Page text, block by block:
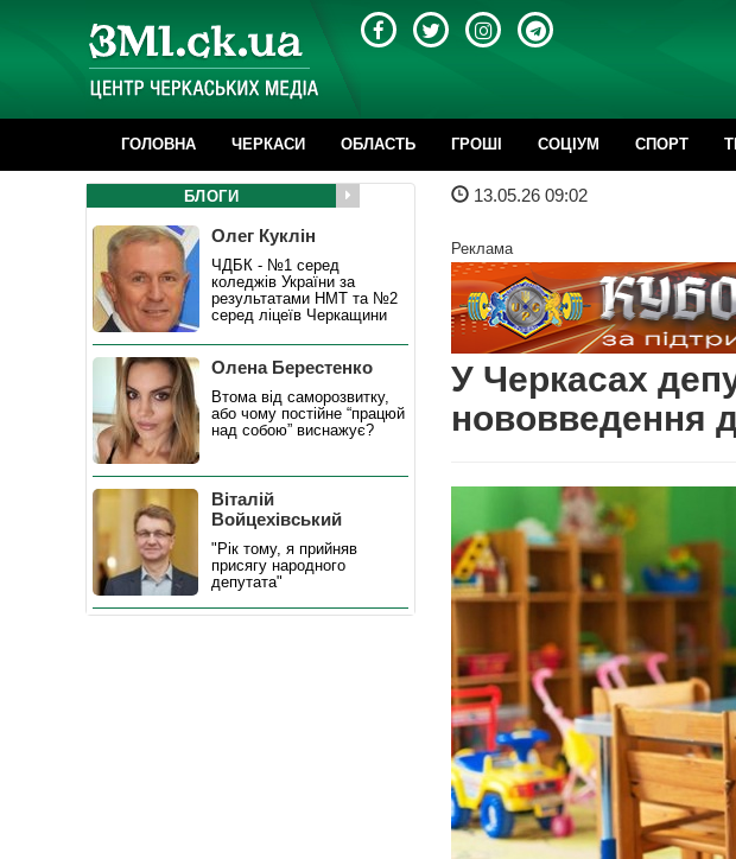
ГОЛОВНА ЧЕРКАСИ ОБЛАСТЬ ГРОШІ CОЦІУМ СПОРТ
13.05.26 09:02
Реклама
У Черкасах
нововведення
БЛОГИ
Олег Куклін
ЧДБК - №1 серед
коледжів України за
результатами НМТ та №2
серед ліцеїв Черкащини
Олена Берестенко
Втома від саморозвитку,
або чому постійне “працюй
над собою” виснажує?
Віталій
Войцехівський
"Рік тому, я прийняв
присягу народного
депутата"